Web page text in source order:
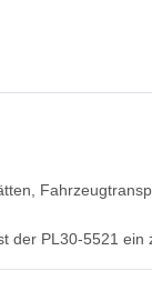
PL30-5521 ein